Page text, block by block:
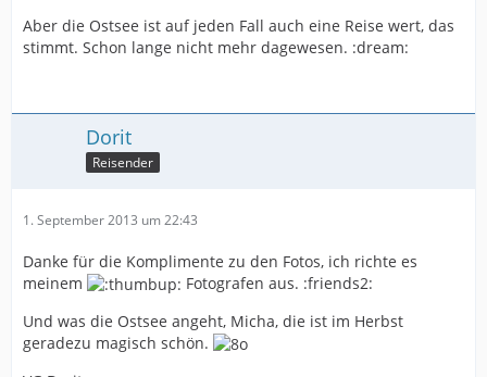
Aber die Ostsee ist auf jeden Fall auch eine Reise wert, das
stimmt. Schon lange nicht mehr dagewesen. :dream:
Dorit
Reisender
1. September 2013 um 22:43
Danke für die Komplimente zu den Fotos, ich richte es
meinem
Fotografen aus. :friends2:
Und was die Ostsee angeht, Micha, die ist im Herbst
geradezu magisch schön.